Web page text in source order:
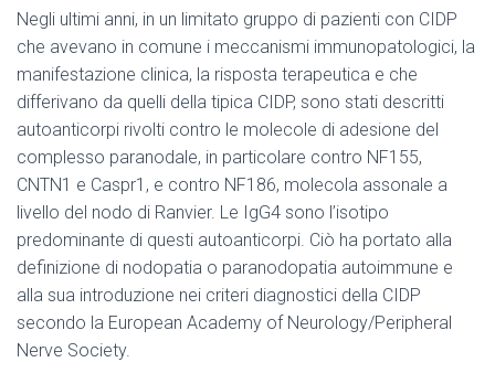
Negli ultimi anni, in un limitato gruppo di pazienti con CIDP
che avevano in comune i meccanismi immunopatologici, la
manifestazione clinica, la risposta terapeutica e che
differivano da quelli della tipica CIDP, sono stati descritti
autoanticorpi rivolti contro le molecole di adesione del
complesso paranodale, in particolare contro NF155,
CNTN1 e Caspr1, e contro NF186, molecola assonale a
livello del nodo di Ranvier. Le IgG4 sono l’isotipo
predominante di questi autoanticorpi. Ciò ha portato alla
definizione di nodopatia o paranodopatia autoimmune e
alla sua introduzione nei criteri diagnostici della CIDP
secondo la European Academy of Neurology/Peripheral
Nerve Society.